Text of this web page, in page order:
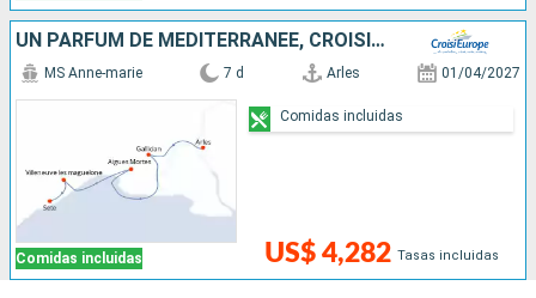
UN PARFUM DE MÉDITERRANÉE, CROISIÈRE AUTHENTIQUE AU C½UR DE LA PROVENCE ET DE LA CAMARGUE
Comidas incluidas
MS Anne-marie 7 d Arles 01/04/2027
US$ 4,282 Tasas incluidas
Comidas incluidas